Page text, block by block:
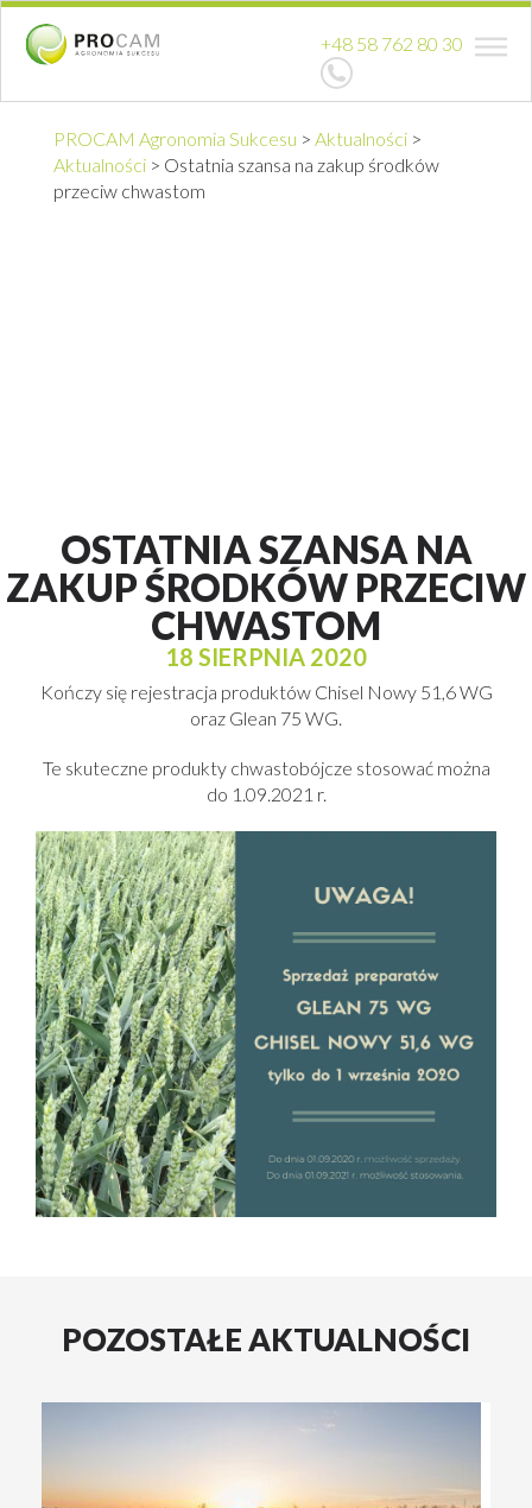
+48 58 762 80 30
PROCAM Agronomia Sukcesu > Aktualności >
Aktualności > Ostatnia szansa na zakup środków
przeciw chwastom
OSTATNIA SZANSA NA
ZAKUP ŚRODKÓW PRZECIW
CHWASTOM
18 SIERPNIA 2020
Kończy się rejestracja produktów Chisel Nowy 51,6 WG
oraz Glean 75 WG.
Te skuteczne produkty chwastobójcze stosować można
do 1.09.2021 r.
POZOSTAŁE AKTUALNOŚCI